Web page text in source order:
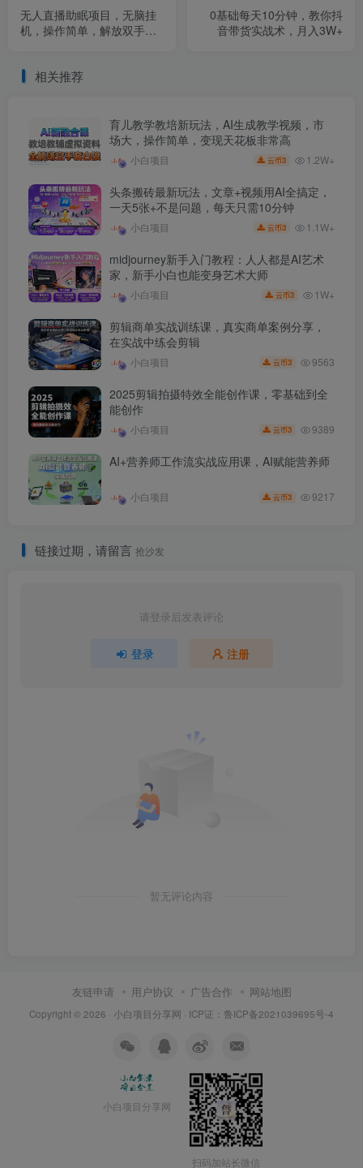
无人直播助眠项目，无脑挂
机，操作简单，解放双手，
0基础每天10分钟，教你抖
音带货实战术，月入3W+
相关推荐
育儿教学教培新玩法，AI生成教学视频，市
场大，操作简单，变现天花板非常高
小白项目 云币3 1.2W+
头条搬砖最新玩法，文章+视频用AI全搞定，
一天5张+不是问题，每天只需10分钟
小白项目 云币3 1.1W+
midjourney新手入门教程：人人都是AI艺术
家，新手小白也能变身艺术大师
小白项目 云币3 1W+
剪辑商单实战训练课，真实商单案例分享，
在实战中练会剪辑
小白项目 云币3 9563
2025剪辑拍摄特效全能创作课，零基础到全
能创作
小白项目 云币3 9389
AI+营养师工作流实战应用课，AI赋能营养师
小白项目 云币3 9217
链接过期，请留言 抢沙发
请登录后发表评论
登录 注册
暂无评论内容
友链申请 用户协议 广告合作 网站地图
Copyright © 2026 · 小白项目分享网 · ICP证： 鲁ICP备2021039695号-4
小白项目分享网
扫码加站长微信